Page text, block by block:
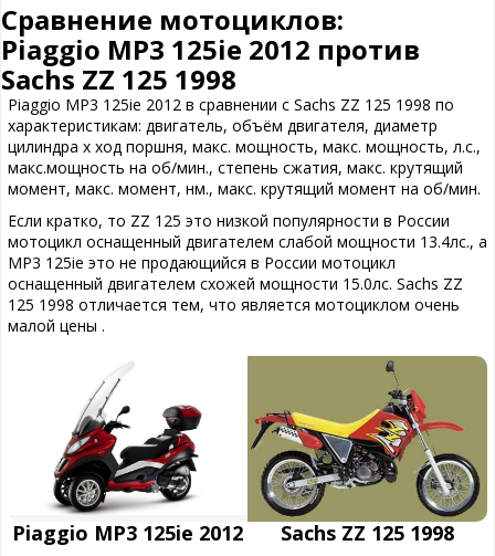
Сравнение мотоциклов:
Piaggio MP3 125ie 2012 против
Sachs ZZ 125 1998
Piaggio MP3 125ie 2012 в сравнении с Sachs ZZ 125 1998 по
характеристикам: двигатель, объём двигателя, диаметр
цилиндра х ход поршня, макс. мощность, макс. мощность, л.с.,
макс.мощность на об/мин., степень сжатия, макс. крутящий
момент, макс. момент, нм., макс. крутящий момент на об/мин.
Если кратко, то ZZ 125 это низкой популярности в России
мотоцикл оснащенный двигателем слабой мощности 13.4лс., а
MP3 125ie это не продающийся в России мотоцикл
оснащенный двигателем схожей мощности 15.0лс. Sachs ZZ
125 1998 отличается тем, что является мотоциклом очень
малой цены .
Piaggio MP3 125ie 2012 Sachs ZZ 125 1998